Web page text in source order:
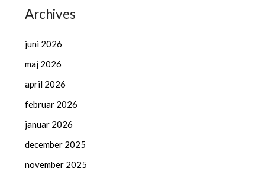
Archives
juni 2026
maj 2026
april 2026
februar 2026
januar 2026
december 2025
november 2025